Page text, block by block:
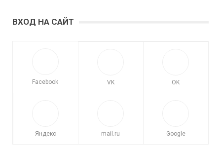
ВХОД НА САЙТ
Facebook VK OK
Яндекс mail.ru Google